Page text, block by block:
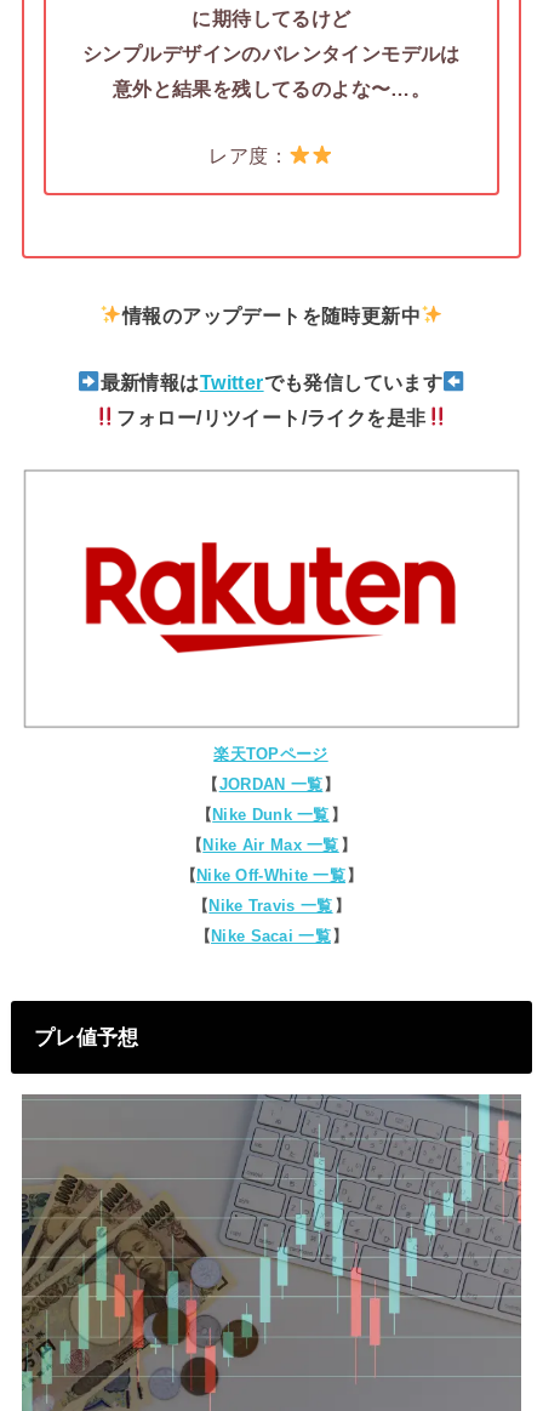
に期待してるけど
シンプルデザインのバレンタインモデルは
意外と結果を残してるのよな〜…。
レア度：
情報のアップデートを随時更新中
最新情報はTwitterでも発信しています
フォロー/リツイート/ライクを是非
楽天TOPページ
【 JORDAN 一覧 】
【 Nike Dunk 一覧 】
【 Nike Air Max 一覧 】
【 Nike Off-White 一覧 】
【 Nike Travis 一覧 】
【 Nike Sacai 一覧 】
プレ値予想